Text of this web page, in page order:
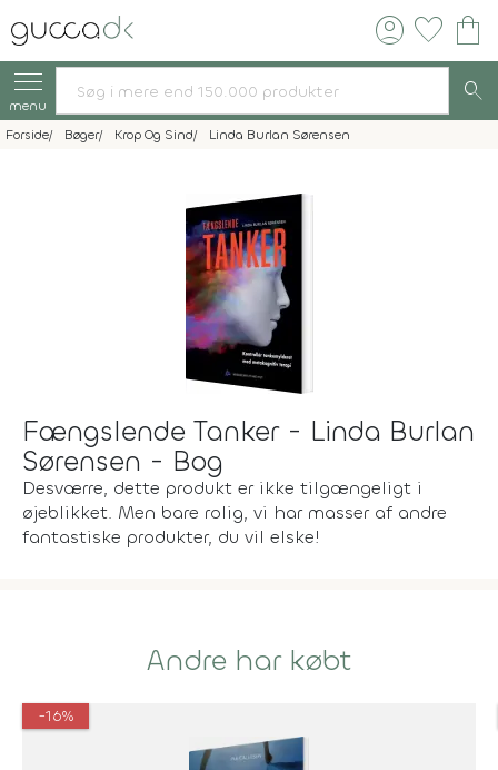
account_circle favorite shopping_bag
menu search
Forside Bøger Krop Og Sind Linda Burlan Sørensen
Fængslende Tanker - Linda Burlan
Sørensen - Bog
Desværre, dette produkt er ikke tilgængeligt i
øjeblikket. Men bare rolig, vi har masser af andre
fantastiske produkter, du vil elske!
Andre har købt
-16%